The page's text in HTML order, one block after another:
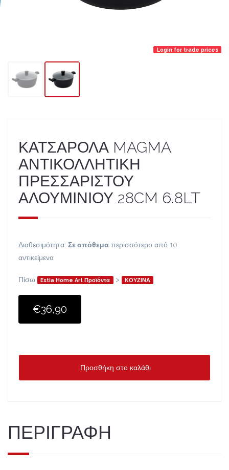
Login for trade prices
ΚΑΤΣΑΡΟΛΑ MAGMA
ΑΝΤΙΚΟΛΛΗΤΙΚΗ
ΠΡΕΣΣΑΡΙΣΤΟΥ
ΑΛΟΥΜΙΝΙΟΥ 28CM 6.8LT
Διαθεσιμότητα: Σε απόθεμα περισσότερο από 10
αντικείμενα
Πίσω Estia Home Art Προϊόντα > ΚΟΥΖΙΝΑ
€36,90
Προσθήκη στο καλάθι
ΠΕΡΙΓΡΑΦΗ